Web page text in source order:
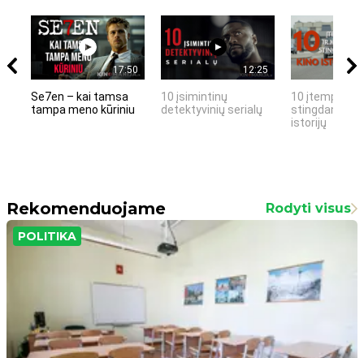
17:50
Se7en – kai tamsa
tampa meno kūriniu
12:25
10 įsimintinų
detektyvinių serialų
10 įtemptų,
stingdančių
istorijų
Rekomenduojame Rodyti visus
POLITIKA